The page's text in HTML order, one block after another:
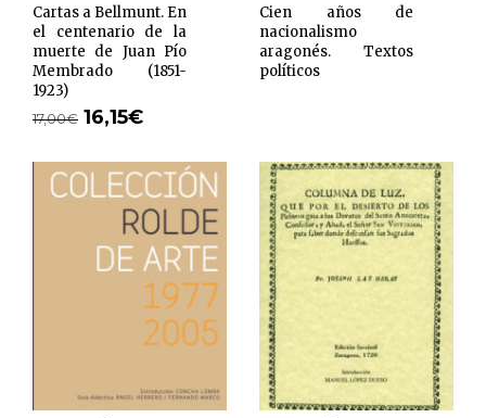
Cartas a Bellmunt. En
el centenario de la
muerte de Juan Pío
Membrado (1851-
1923)
17,00€ 16,15€
Cien años de
nacionalismo
aragonés. Textos
políticos